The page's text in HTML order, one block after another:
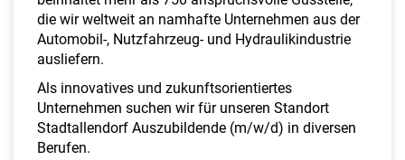
die wir weltweit an namhafte Unternehmen aus der
Automobil-, Nutzfahrzeug- und Hydraulikindustrie
ausliefern.
Als innovatives und zukunftsorientiertes
Unternehmen suchen wir für unseren Standort
Stadtallendorf Auszubildende (m/w/d) in diversen
Berufen.